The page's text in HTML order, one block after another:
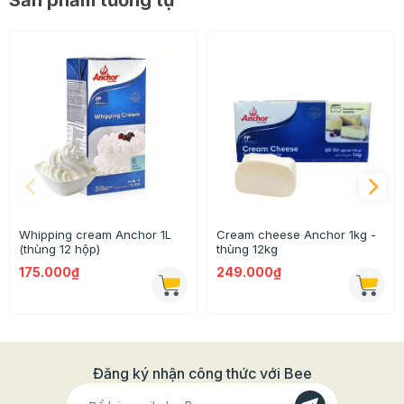
đình.
bông trắm đẹp mắt có vị thơm béo, ngọt ngọt rất hấp
dẫn cho món ăn.
Whipping cream Anchor 1L
(thùng 12 hộp)
175.000₫
Cream cheese Anchor 1kg -
thùng 12kg
249.000₫
Đăng ký nhận công thức với Bee